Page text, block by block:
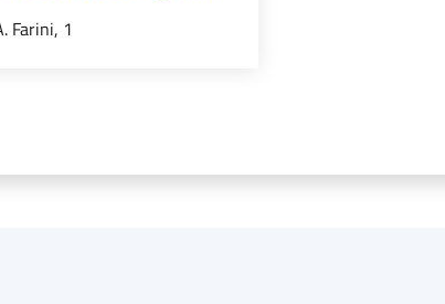
Farini, 1